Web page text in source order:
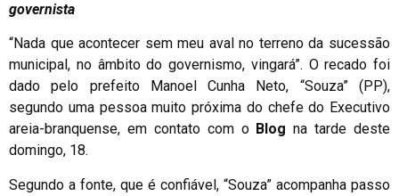
governista
“Nada que acontecer sem meu aval no terreno da sucessão
municipal, no âmbito do governismo, vingará”. O recado foi
dado pelo prefeito Manoel Cunha Neto, “Souza” (PP),
segundo uma pessoa muito próxima do chefe do Executivo
areia-branquense, em contato com o Blogna tarde deste
domingo, 18.
Segundo a fonte, que é confiável, “Souza” acompanha passo